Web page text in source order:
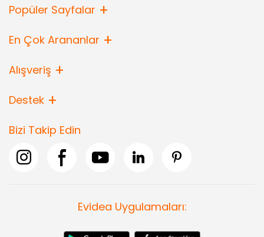
Popüler Sayfalar
En Çok Arananlar
Alışveriş
Destek
Bizi Takip Edin
Evidea Uygulamaları: